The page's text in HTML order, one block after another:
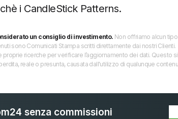
i CandleStick Patterns.
un consiglio di investimento. Non offriamo alcun
sono Comunicati Stampa scritti direttamente dai nostri Clienti.
ricerche per verificare l’aggiornamento dei dati. Questo
reale o presunta, causata dall'utilizzo di qualunque
senza commissioni